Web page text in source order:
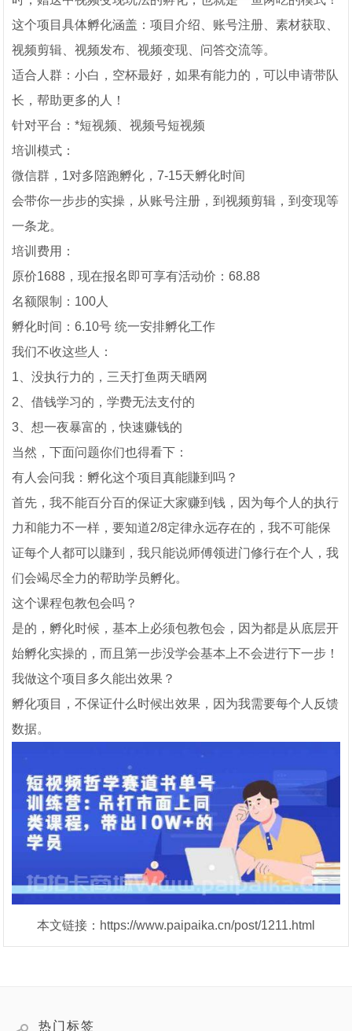
这个项目具体孵化涵盖：项目介绍、账号注册、素材获取、
视频剪辑、视频发布、视频变现、问答交流等。
适合人群：小白，空杯最好，如果有能力的，可以申请带队
长，帮助更多的人！
针对平台：*短视频、视频号短视频
培训模式：
微信群，1对多陪跑孵化，7-15天孵化时间
会带你一步步的实操，从账号注册，到视频剪辑，到变现等
一条龙。
培训费用：
原价1688，现在报名即可享有活动价：68.88
名额限制：100人
孵化时间：6.10号 统一安排孵化工作
我们不收这些人：
1、没执行力的，三天打鱼两天晒网
2、借钱学习的，学费无法支付的
3、想一夜暴富的，快速赚钱的
当然，下面问题你们也得看下：
有人会问我：孵化这个项目真能賺到吗？
首先，我不能百分百的保证大家赚到钱，因为每个人的执行
力和能力不一样，要知道2/8定律永远存在的，我不可能保
证每个人都可以賺到，我只能说师傅领进门修行在个人，我
们会竭尽全力的帮助学员孵化。
这个课程包教包会吗？
是的，孵化时候，基本上必须包教包会，因为都是从底层开
始孵化实操的，而且第一步没学会基本上不会进行下一步！
我做这个项目多久能出效果？
孵化项目，不保证什么时候出效果，因为我需要每个人反馈
数据。
本文链接：https://www.paipaika.cn/post/1211.html
热门标签